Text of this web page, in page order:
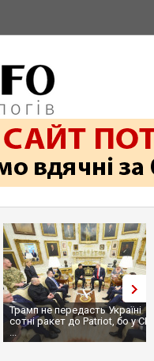
Трамп не передасть Україні
сотні ракет до Patriot, бо у
...